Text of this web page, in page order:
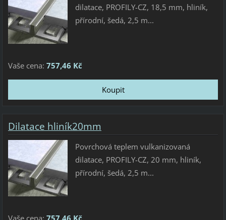
dilatace, PROFILY-CZ, 18,5 mm, hliník,
přírodní, šedá, 2,5 m...
Vaše cena: 757,46 Kč
Dilatace hliník20mm
Povrchová teplem vulkanizovaná
dilatace, PROFILY-CZ, 20 mm, hliník,
přírodní, šedá, 2,5 m...
Vaše cena: 757,46 Kč